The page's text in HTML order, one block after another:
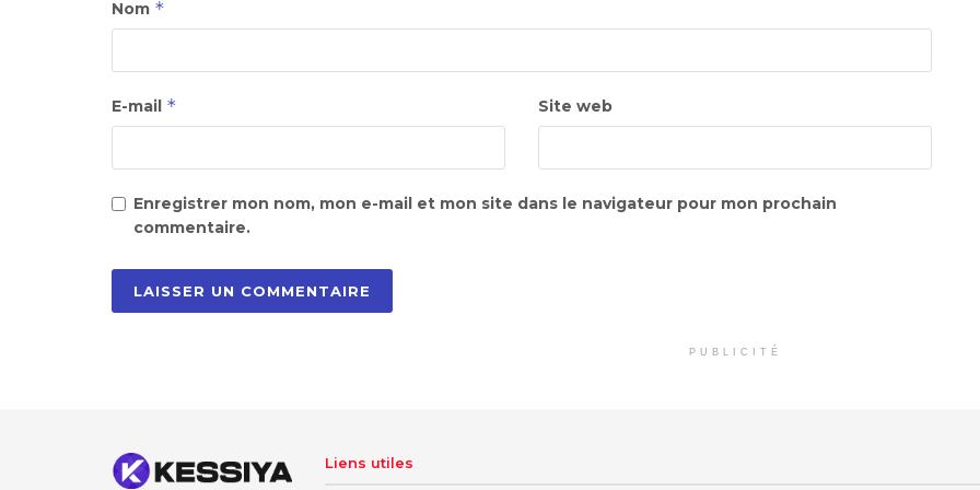
Nom *
E-mail * Site web
Enregistrer mon nom, mon e-mail et mon site dans le navigateur pour mon prochain
commentaire.
PUBLICITÉ
Liens utiles